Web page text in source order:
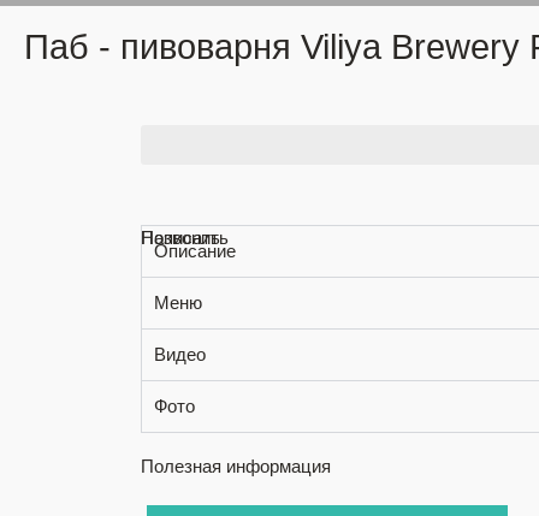
Паб - пивоварня Viliya Brewery
Позвонить
Написать
Описание
Меню
Видео
Фото
Полезная информация